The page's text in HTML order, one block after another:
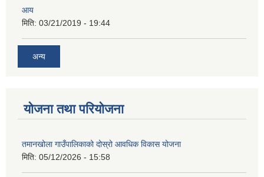
आय
मिति: 03/21/2019 - 19:44
अन्य
योजना तथा परियोजना
तमानखोला गाउँपालिकाको दोस्रो आवधिक विकास योजना
मिति: 05/12/2026 - 15:58